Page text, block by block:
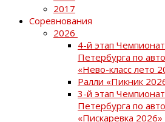
2017
Соревнования
2026
4-й этап
Петербурга по
«Нево-класс лето
Ралли «Пикник
3-й этап
Петербурга по
«Пискаревка 2026»